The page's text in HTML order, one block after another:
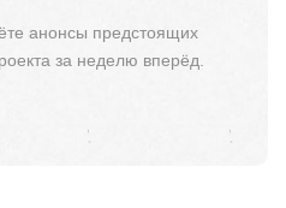
анонсы предстоящих
за неделю вперёд.